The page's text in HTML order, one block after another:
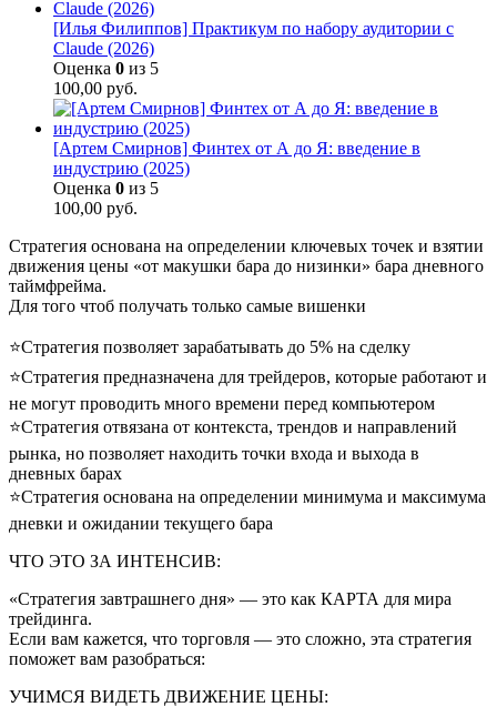
[Илья Филиппов] Практикум по набору аудитории с
Claude (2026)
Оценка 0 из 5
100,00 руб.
[Артем Смирнов] Финтех от А до Я: введение в
индустрию (2025)
Оценка 0 из 5
100,00 руб.
Стратегия основана на определении ключевых точек и взятии
движения цены «от макушки бара до низинки» бара дневного
таймфрейма.
Для того чтоб получать только самые вишенки
⭐Стратегия позволяет зарабатывать до 5% на сделку
⭐Стратегия предназначена для трейдеров, которые работают и
не могут проводить много времени перед компьютером
⭐Стратегия отвязана от контекста, трендов и направлений
рынка, но позволяет находить точки входа и выхода в
дневных барах
⭐Стратегия основана на определении минимума и максимума
дневки и ожидании текущего бара
ЧТО ЭТО ЗА ИНТЕНСИВ:
«Стратегия завтрашнего дня» — это как КАРТА для мира
трейдинга.
Если вам кажется, что торговля — это сложно, эта стратегия
поможет вам разобраться:
УЧИМСЯ ВИДЕТЬ ДВИЖЕНИЕ ЦЕНЫ: